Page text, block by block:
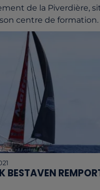
de la Piverdière,
centre de formation.
BESTAVEN